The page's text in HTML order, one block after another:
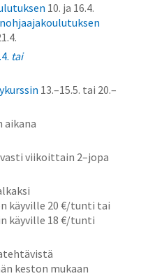
10. ja 16.4.
tai
13.–15.5. tai 20.–
aikana
viikoittain 2–jopa
käyville 20 €/tunti tai
käyville 18 €/tunti
keston mukaan